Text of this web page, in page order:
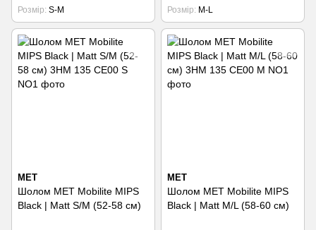
Розмір S-M
Розмір
M-L
MET
Шолом MET Mobilite MIPS
Black | Matt S/M (52-58 см)
MET
Шолом MET Mobilite MIPS
Black | Matt M/L (58-60 см)